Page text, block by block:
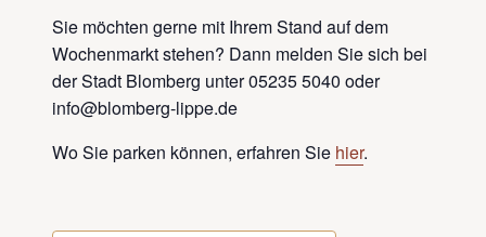
Sie möchten gerne mit Ihrem Stand auf dem
Wochenmarkt stehen? Dann melden Sie sich bei
der Stadt Blomberg unter 05235 5040 oder
info@blomberg-lippe.de
Wo Sie parken können, erfahren Sie hier.